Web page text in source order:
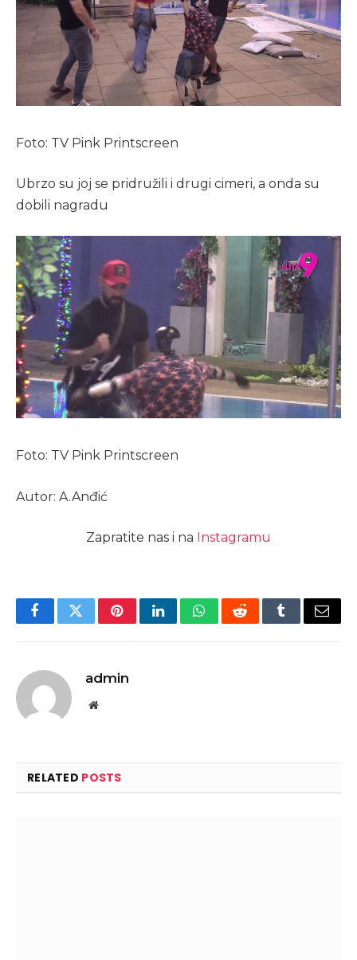
Foto: TV Pink Printscreen
Ubrzo su joj se pridružili i drugi cimeri, a onda su
dobili nagradu
Foto: TV Pink Printscreen
Autor: A.Anđić
Zapratite nas i na Instagramu
FacebookTwitterPinterestLinkedInWhatsAppRedditTumblrEmail
admin
Website
RELATED POSTS